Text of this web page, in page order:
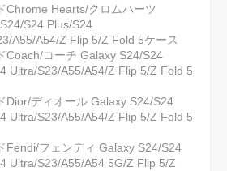
Chrome Hearts/クロムハーツ
S24 Plus/S24
A55/A54/Z Flip 5/Z Fold 5ケース
Coach/コーチ Galaxy S24/S24
Ultra/S23/A55/A54/Z Flip 5/Z Fold 5
Dior/ディオール Galaxy S24/S24
Ultra/S23/A55/A54/Z Flip 5/Z Fold 5
Fendi/フェンディ Galaxy S24/S24
Ultra/S23/A55/A54 5G/Z Flip 5/Z